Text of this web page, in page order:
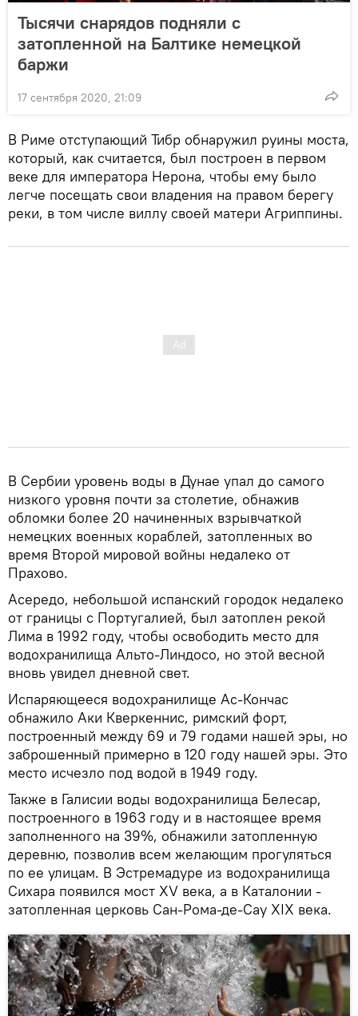
Тысячи снарядов подняли с
затопленной на Балтике немецкой
баржи
17 сентября 2020, 21:09
В Риме отступающий Тибр обнаружил руины моста,
который, как считается, был построен в первом
веке для императора Нерона, чтобы ему было
легче посещать свои владения на правом берегу
реки, в том числе виллу своей матери Агриппины.
В Сербии уровень воды в Дунае упал до самого
низкого уровня почти за столетие, обнажив
обломки более 20 начиненных взрывчаткой
немецких военных кораблей, затопленных во
время Второй мировой войны недалеко от
Прахово.
Асередо, небольшой испанский городок недалеко
от границы с Португалией, был затоплен рекой
Лима в 1992 году, чтобы освободить место для
водохранилища Альто-Линдосо, но этой весной
вновь увидел дневной свет.
Испаряющееся водохранилище Ас-Кончас
обнажило Аки Кверкеннис, римский форт,
построенный между 69 и 79 годами нашей эры, но
заброшенный примерно в 120 году нашей эры. Это
место исчезло под водой в 1949 году.
Также в Галисии воды водохранилища Белесар,
построенного в 1963 году и в настоящее время
заполненного на 39%, обнажили затопленную
деревню, позволив всем желающим прогуляться
по ее улицам. В Эстремадуре из водохранилища
Сихара появился мост XV века, а в Каталонии -
затопленная церковь Сан-Рома-де-Сау XIX века.